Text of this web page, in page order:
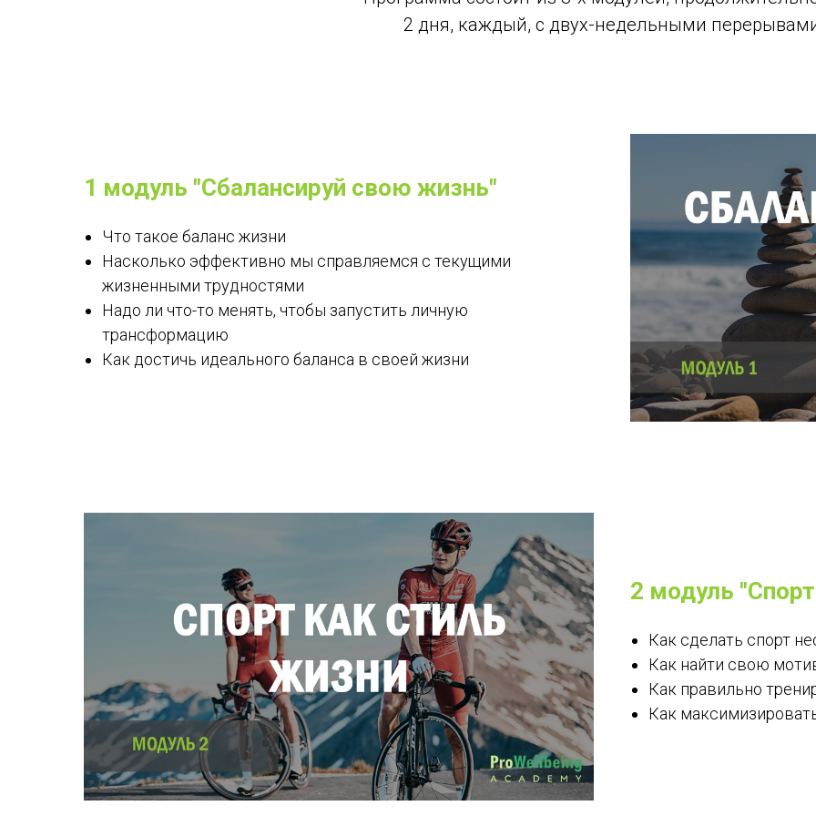
2 дня, каждый, с двух-недельными
1 модуль "Сбалансируй свою жизнь"
Что такое баланс жизни
Насколько эффективно мы справляемся с текущими
жизненными трудностями
Надо ли что-то менять, чтобы запустить личную
трансформацию
Как достичь идеального баланса в своей жизни
2 модуль
Как сделать спорт
Как найти свою
Как правильно
Как